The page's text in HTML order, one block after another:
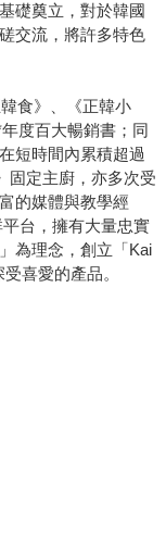
礎奠立，對於韓國
交流，將許多特色
食》、《正韓小
度百大暢銷書；同
短時間內累積超過
固定主廚，亦多次受
的媒體與教學經
台，擁有大量忠實
為理念，創立「Kai
喜愛的產品。